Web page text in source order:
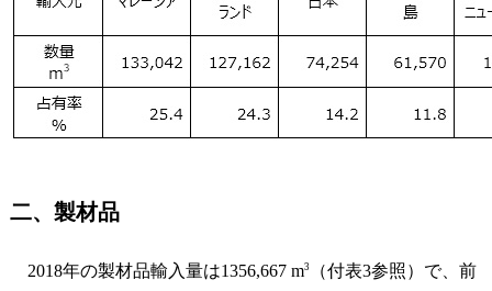
二、製材品
2018年の製材品輸入量は1356,667 m3
（付表3参照）で、前